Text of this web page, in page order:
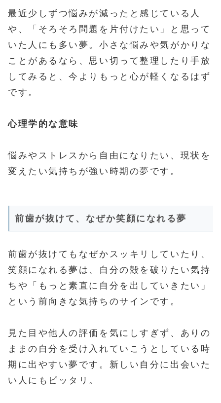
最近少しずつ悩みが減ったと感じている人
や、「そろそろ問題を片付けたい」と思って
いた人にも多い夢。小さな悩みや気がかりな
ことがあるなら、思い切って整理したり手放
してみると、今よりもっと心が軽くなるはず
です。
心理学的な意味
悩みやストレスから自由になりたい、現状を
変えたい気持ちが強い時期の夢です。
前歯が抜けて、なぜか笑顔になれる夢
前歯が抜けてもなぜかスッキリしていたり、
笑顔になれる夢は、自分の殻を破りたい気持
ちや「もっと素直に自分を出していきたい」
という前向きな気持ちのサインです。
見た目や他人の評価を気にしすぎず、ありの
ままの自分を受け入れていこうとしている時
期に出やすい夢です。新しい自分に出会いた
い人にもピッタリ。